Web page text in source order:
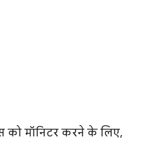
को मॉनिटर करने के लिए,